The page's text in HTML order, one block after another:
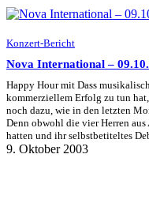
Konzert-Bericht
Nova International –
Happy Hour mit Dass
kommerziellem Erfolg zu tun
noch dazu, wie in den letzten
Denn obwohl die vier Herren
hatten und ihr selbstbetiteltes
9. Oktober 2003